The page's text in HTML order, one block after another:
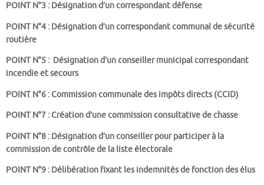
POINT N°3 : Désignation d’un correspondant défense
POINT N°4 : Désignation d’un correspondant communal de sécurité
routière
POINT N°5 : Désignation d’un conseiller municipal correspondant
incendie et secours
POINT N°6 : Commission communale des impôts directs (CCID)
POINT N°7 : Création d’une commission consultative de chasse
POINT N°8 : Désignation d’un conseiller pour participer à la
commission de contrôle de la liste électorale
POINT N°9 : Délibération fixant les indemnités de fonction des élus